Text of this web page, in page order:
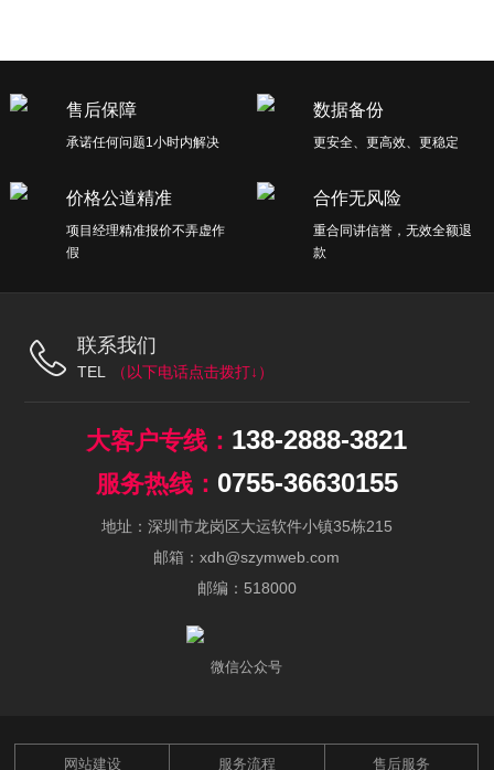
售后保障
承诺任何问题1小时内解决
数据备份
更安全、更高效、更稳定
价格公道精准
项目经理精准报价不弄虚作
假
合作无风险
重合同讲信誉，无效全额退
款
联系我们
TEL
138-2888-3821
0755-36630155
地址：深圳市龙岗区大运软件小镇35栋215
邮箱：xdh@szymweb.com
邮编：518000
微信公众号
网站建设 服务流程 售后服务